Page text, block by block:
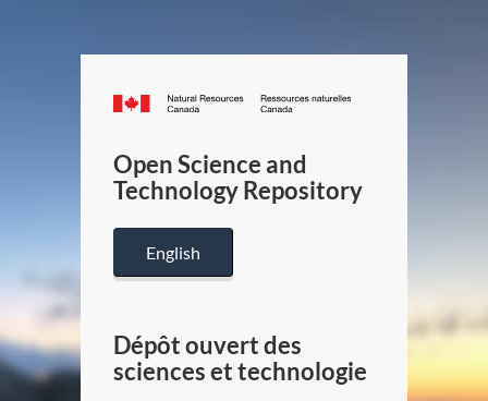
Canada.ca
/
Canada
Open Science and
Technology Repository
English
Dépôt ouvert des
sciences et technologie